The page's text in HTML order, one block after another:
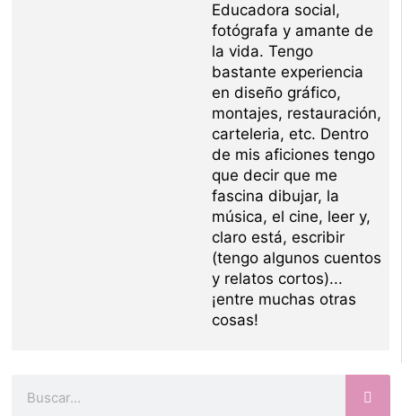
Educadora social,
fotógrafa y amante de
la vida. Tengo
bastante experiencia
en diseño gráfico,
montajes, restauración,
carteleria, etc. Dentro
de mis aficiones tengo
que decir que me
fascina dibujar, la
música, el cine, leer y,
claro está, escribir
(tengo algunos cuentos
y relatos cortos)...
¡entre muchas otras
cosas!